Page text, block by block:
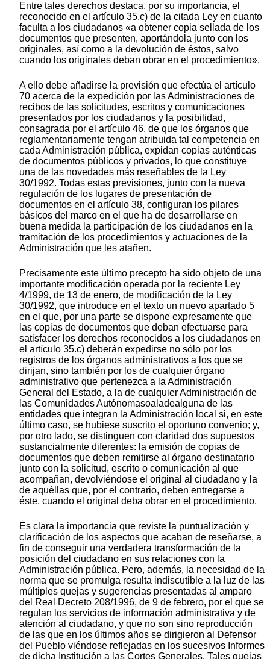
Entre tales derechos destaca, por su importancia, el
reconocido en el artículo 35.c) de la citada Ley en cuanto
faculta a los ciudadanos «a obtener copia sellada de los
documentos que presenten, aportándola junto con los
originales, así como a la devolución de éstos, salvo
cuando los originales deban obrar en el procedimiento».
A ello debe añadirse la previsión que efectúa el artículo
70 acerca de la expedición por las Administraciones de
recibos de las solicitudes, escritos y comunicaciones
presentados por los ciudadanos y la posibilidad,
consagrada por el artículo 46, de que los órganos que
reglamentariamente tengan atribuida tal competencia en
cada Administración pública, expidan copias auténticas
de documentos públicos y privados, lo que constituye
una de las novedades más reseñables de la Ley
30/1992. Todas estas previsiones, junto con la nueva
regulación de los lugares de presentación de
documentos en el artículo 38, configuran los pilares
básicos del marco en el que ha de desarrollarse en
buena medida la participación de los ciudadanos en la
tramitación de los procedimientos y actuaciones de la
Administración que les atañen.
Precisamente este último precepto ha sido objeto de una
importante modificación operada por la reciente Ley
4/1999, de 13 de enero, de modificación de la Ley
30/1992, que introduce en el texto un nuevo apartado 5
en el que, por una parte se dispone expresamente que
las copias de documentos que deban efectuarse para
satisfacer los derechos reconocidos a los ciudadanos en
el artículo 35.c) deberán expedirse no sólo por los
registros de los órganos administrativos a los que se
dirijan, sino también por los de cualquier órgano
administrativo que pertenezca a la Administración
General del Estado, a la de cualquier Administración de
las Comunidades Autónomasoaladealguna de las
entidades que integran la Administración local si, en este
último caso, se hubiese suscrito el oportuno convenio; y,
por otro lado, se distinguen con claridad dos supuestos
sustancialmente diferentes: la emisión de copias de
documentos que deben remitirse al órgano destinatario
junto con la solicitud, escrito o comunicación al que
acompañan, devolviéndose el original al ciudadano y la
de aquéllas que, por el contrario, deben entregarse a
éste, cuando el original deba obrar en el procedimiento.
Es clara la importancia que reviste la puntualización y
clarificación de los aspectos que acaban de reseñarse, a
fin de conseguir una verdadera transformación de la
posición del ciudadano en sus relaciones con la
Administración pública. Pero, además, la necesidad de la
norma que se promulga resulta indiscutible a la luz de las
múltiples quejas y sugerencias presentadas al amparo
del Real Decreto 208/1996, de 9 de febrero, por el que se
regulan los servicios de información administrativa y de
atención al ciudadano, y que no son sino reproducción
de las que en los últimos años se dirigieron al Defensor
del Pueblo viéndose reflejadas en los sucesivos Informes
de dicha Institución a las Cortes Generales. Tales quejas